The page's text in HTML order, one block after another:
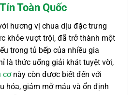
Toàn Quốc
hương vị chua dịu đặc trưng
khỏe vượt trội, đã trở thành một
trong tủ bếp của nhiều gia
là thức uống giải khát tuyệt vời,
cơnày còn được biết đến với
hóa, giảm mỡ máu và ổn định